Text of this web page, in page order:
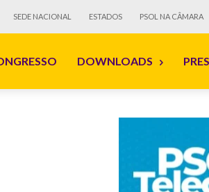
SEDE NACIONAL ESTADOS PSOL NA CÂMARA
DOWNLOADS